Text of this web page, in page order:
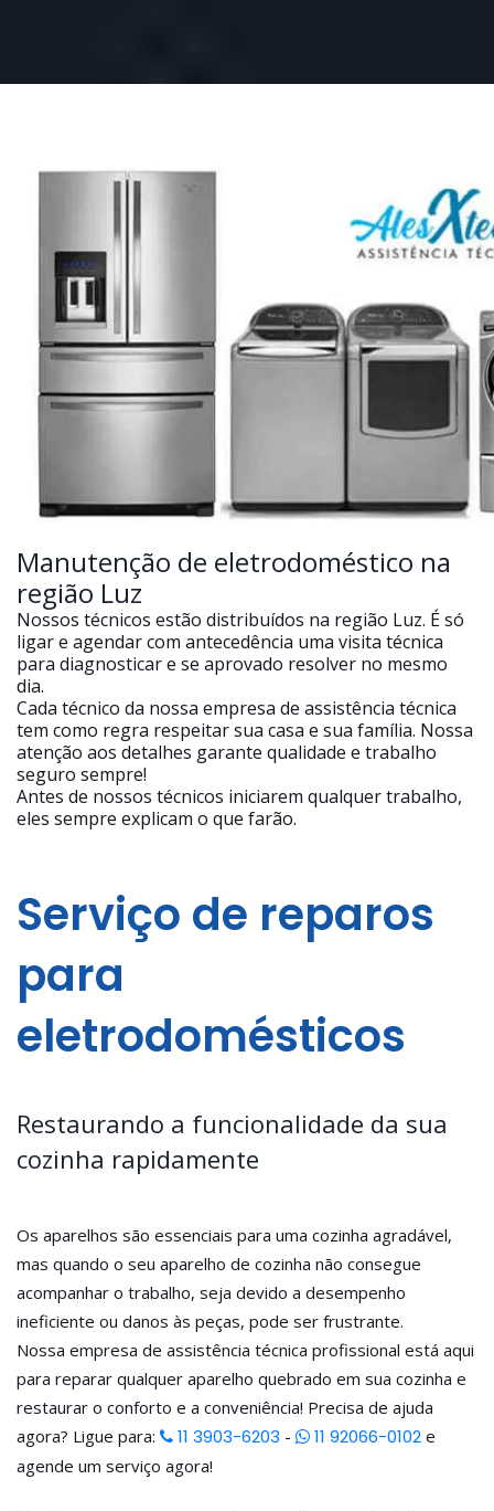
Manutenção de eletrodoméstico na
região Luz
Nossos técnicos estão distribuídos na região Luz. É só
ligar e agendar com antecedência uma visita técnica
para diagnosticar e se aprovado resolver no mesmo
dia.
Cada técnico da nossa empresa de assistência técnica
tem como regra respeitar sua casa e sua família. Nossa
atenção aos detalhes garante qualidade e trabalho
seguro sempre!
Antes de nossos técnicos iniciarem qualquer trabalho,
eles sempre explicam o que farão.
Serviço de reparos
para
eletrodomésticos
Restaurando a funcionalidade da sua
cozinha rapidamente
Os aparelhos são essenciais para uma cozinha agradável,
mas quando o seu aparelho de cozinha não consegue
acompanhar o trabalho, seja devido a desempenho
ineficiente ou danos às peças, pode ser frustrante.
Nossa empresa de assistência técnica profissional está aqui
para reparar qualquer aparelho quebrado em sua cozinha e
restaurar o conforto e a conveniência! Precisa de ajuda
agora? Ligue para:
11 3903-6203 - 11 92066-0102 e
agende um serviço agora!